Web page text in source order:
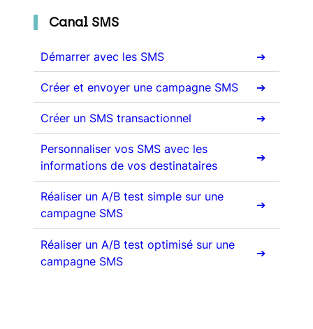
Canal SMS
Démarrer avec les SMS
Créer et envoyer une campagne SMS
Créer un SMS transactionnel
Personnaliser vos SMS avec les
informations de vos destinataires
Réaliser un A/B test simple sur une
campagne SMS
Réaliser un A/B test optimisé sur une
campagne SMS